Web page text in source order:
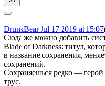
DrunkBearJul 17 2019 at 15:07
Сюда же можно добавить
Blade of Darkness: титул,
в название сохранения,
сохранений.
Сохраняешься редко —
трус.